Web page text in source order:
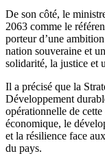
De son côté, le
2063 comme le
porteur d’une
nation souveraine et
solidarité, la justice et
Il a précisé que la
Développement
opérationnelle de
économique, le
et la résilience face
du pays.